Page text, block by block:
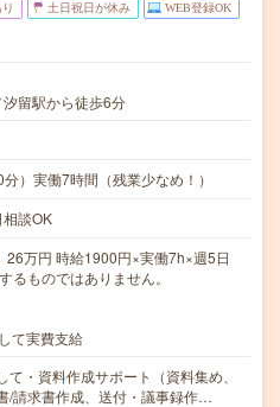
土日祝日が休み WEB登録OK
留駅から徒歩6分
）実働7時間（残業少なめ！）
談OK
万円 時給1900円×実働7h×週5日
るものではありません。
て実費支給
・資料作成サポート（資料集め、
/請求書作成、送付・議事録作…